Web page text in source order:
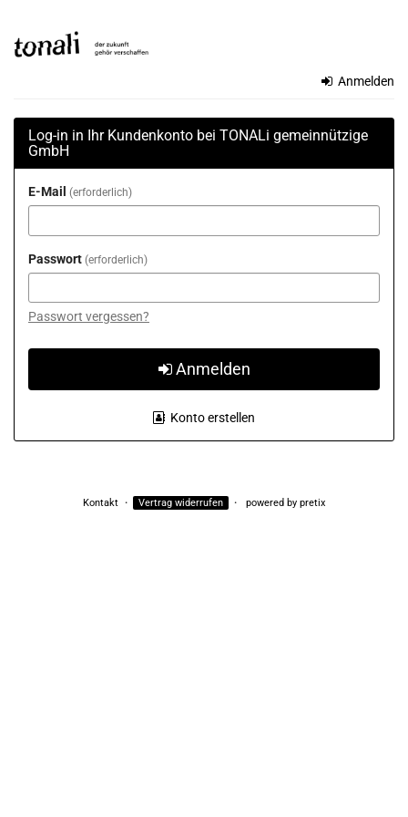
Haupt-
Inhalt
TONALi
GmbH
Anmelden
Log-in in Ihr Kundenkonto bei TONALi gemeinnützige
GmbH
E-Mail erforderlich
Passwort erforderlich
Passwort vergessen?
Anmelden
Konto erstellen
Kontakt Vertrag widerrufen powered by pretix